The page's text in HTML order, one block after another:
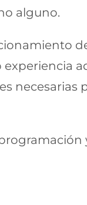
alguno.
necesarias